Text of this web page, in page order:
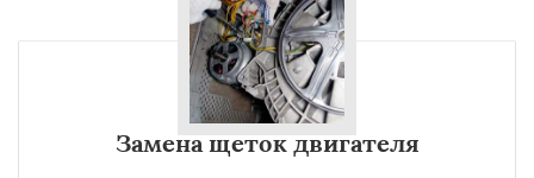
Замена щеток двигателя